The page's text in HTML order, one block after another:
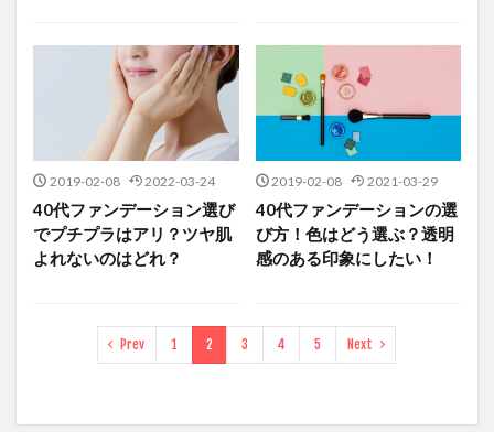
2019-02-08 2022-03-24
40代ファンデーション選び
でプチプラはアリ？ツヤ肌
よれないのはどれ？
2019-02-08 2021-03-29
40代ファンデーションの選
び方！色はどう選ぶ？透明
感のある印象にしたい！
Prev 1 2 3 4 5 Next